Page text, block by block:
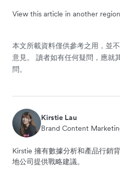
View this article in another
本文所載資料僅供參考之用，並
意見。 讀者如有任何疑問，應就
問。
Kirstie Lau
Brand Content
Kirstie 擁有數據分析和產品行銷
地公司提供戰略建議。